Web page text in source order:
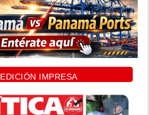
EDICIÓN IMPRESA